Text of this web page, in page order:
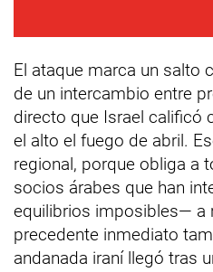
El ataque marca un salto
de un intercambio entre
directo que Israel calificó
el alto el fuego de abril.
regional, porque obliga a
socios árabes que han
equilibrios imposibles— a
precedente inmediato
andanada iraní llegó tras